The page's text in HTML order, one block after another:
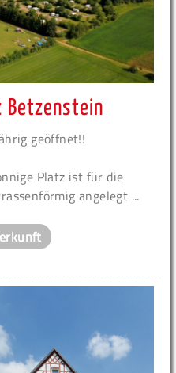
Betzenstein
geöffnet!!
Platz ist für die
angelegt ...